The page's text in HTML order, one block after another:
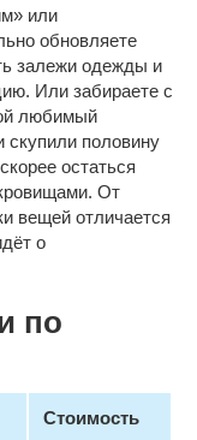
или
обновляете
залежи одежды и
Или забираете с
любимый
скупили половину
остаться
От
вещей отличается
о
по
Стоимость